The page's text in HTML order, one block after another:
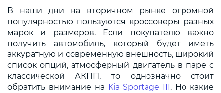
В наши дни на вторичном рынке огромной
популярностью пользуются кроссоверы разных
марок и размеров. Если покупателю важно
получить автомобиль, который будет иметь
аккуратную и современную внешность, широкий
список опций, атмосферный двигатель в паре с
классической АКПП, то однозначно стоит
обратить внимание на Kia Sportage III. Но какие